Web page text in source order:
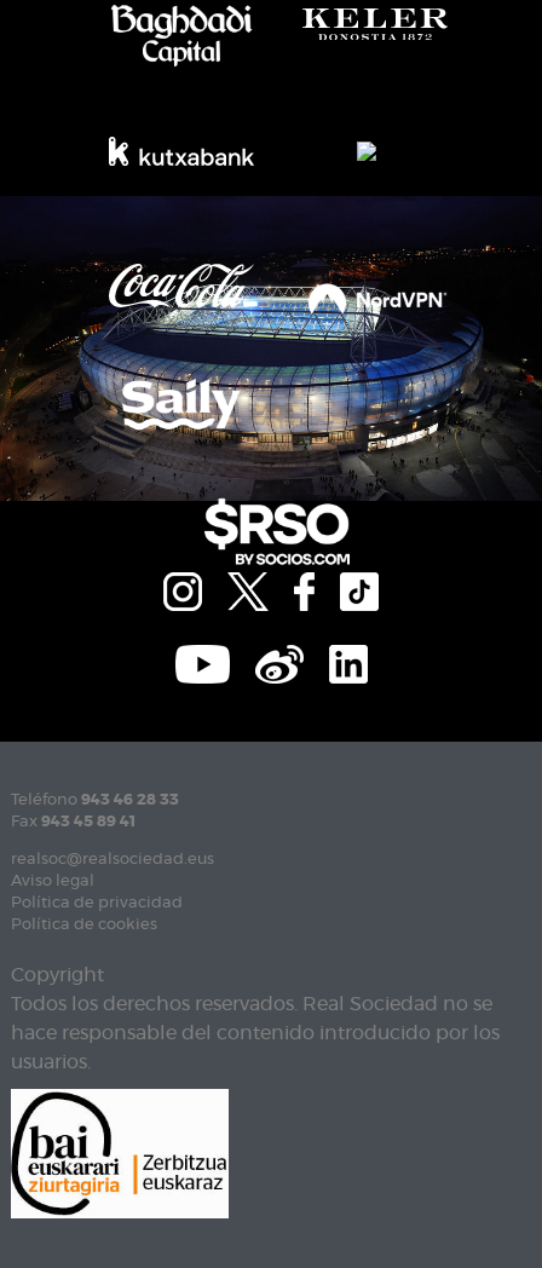
Teléfono 943 46 28 33
Fax 943 45 89 41
realsoc@realsociedad.eus
Aviso legal
Política de privacidad
Política de cookies
Copyright
Todos los derechos reservados. Real Sociedad no se
hace responsable del contenido introducido por los
usuarios.